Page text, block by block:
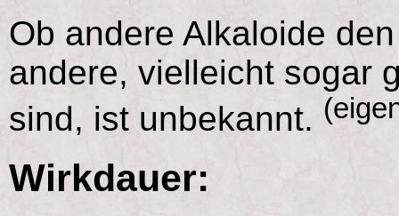
Ob andere Alkaloide
andere, vielleicht sogar
sind, ist unbekannt.
Wirkdauer: